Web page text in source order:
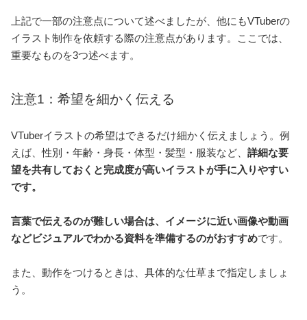
上記で一部の注意点について述べましたが、他にもVTuberの
イラスト制作を依頼する際の注意点があります。ここでは、
重要なものを3つ述べます。
注意1：希望を細かく伝える
VTuberイラストの希望はできるだけ細かく伝えましょう。例
えば、性別・年齢・身長・体型・髪型・服装など、 詳細な要
望を共有しておくと完成度が高いイラストが手に入りやすい
です。
言葉で伝えるのが難しい場合は、イメージに近い画像や動画
などビジュアルでわかる資料を準備するのがおすすめです。
また、動作をつけるときは、具体的な仕草まで指定しましょ
う。